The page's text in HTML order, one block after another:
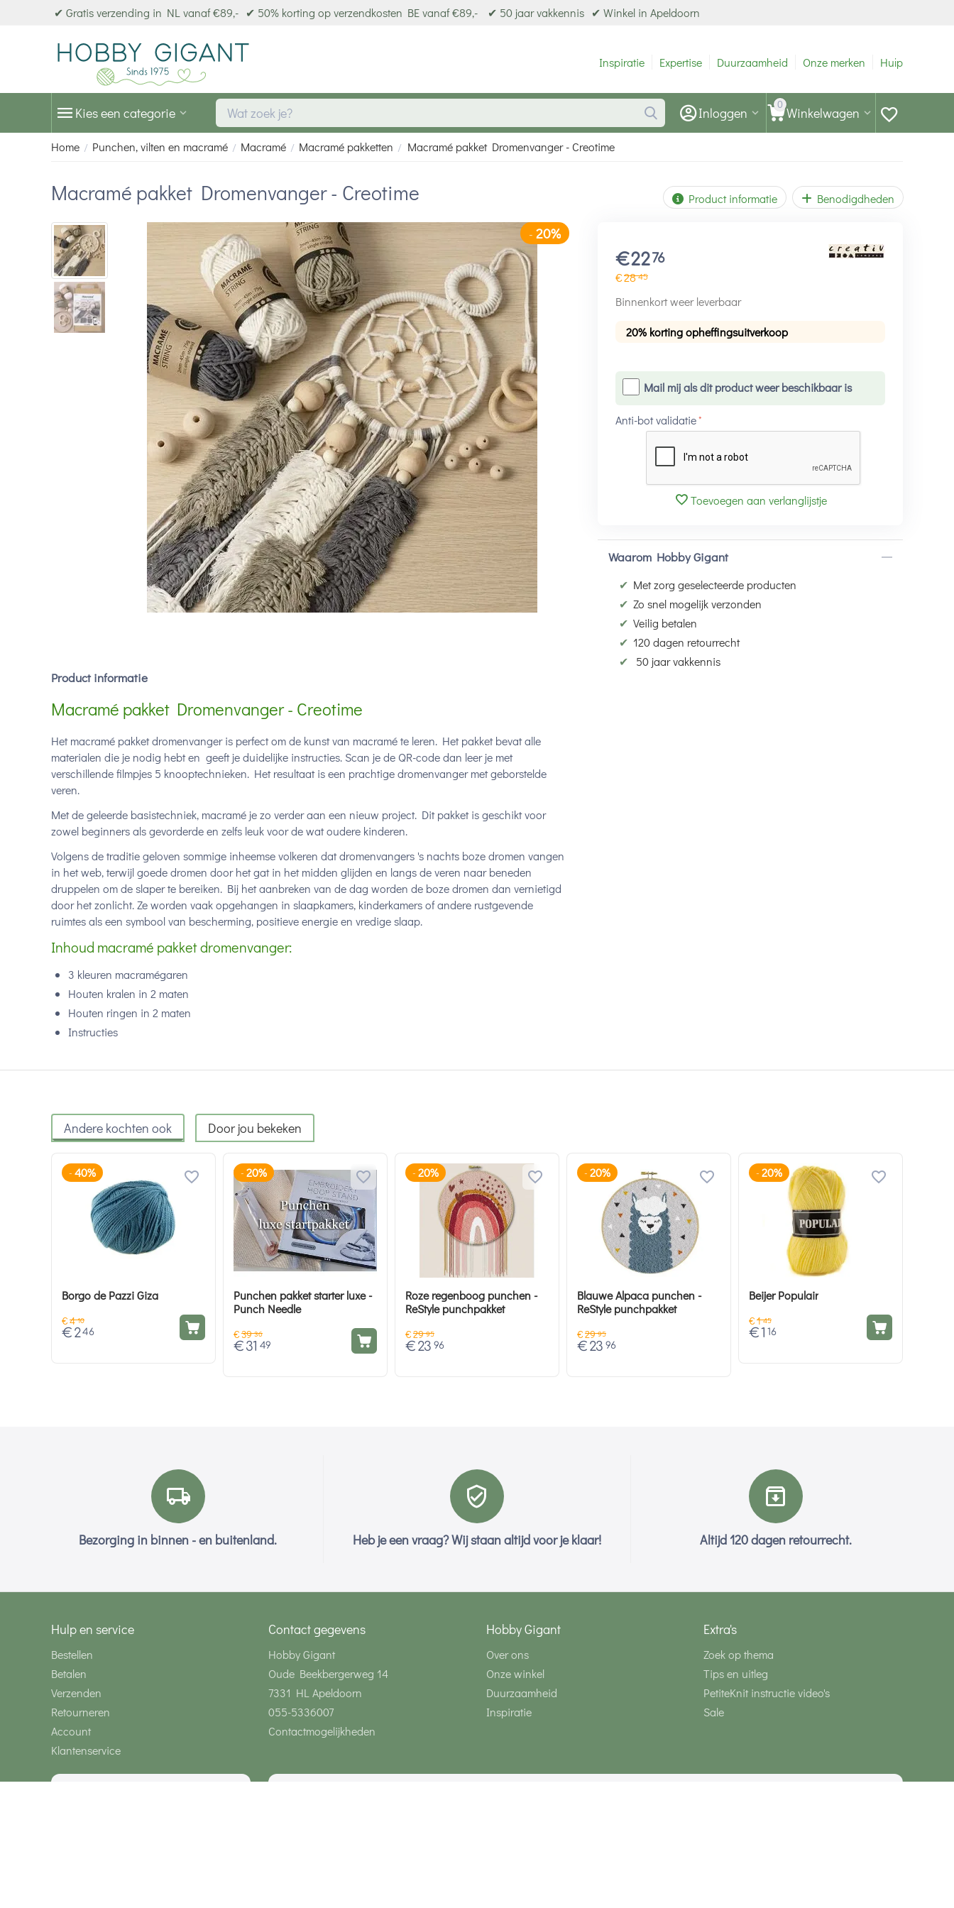
✔ Gratis verzending in NL vanaf €89,- ✔ 50% korting op verzendkosten BE vanaf €89,- ✔ 50 jaar vakkennis ✔ Winkel in Apeldoorn
Inspiratie Expertise Duurzaamheid Onze merken Hulp
Kies een categorie 0 Winkelwagen
Inloggen
Home / Punchen, vilten en macramé / Macramé / Macramé pakketten / Macramé pakket Dromenvanger - Creotime
Macramé pakket Dromenvanger - Creotime Product informatie Benodigdheden
€2276
€2845
Binnenkort weer leverbaar
20% korting opheffingsuitverkoop
Mail mij als dit product weer beschikbaar is
Anti-bot validatie
Toevoegen aan verlanglijstje
Waarom Hobby Gigant
✔ Met zorg geselecteerde producten
✔ Zo snel mogelijk verzonden
✔ Veilig betalen
✔ 120 dagen retourrecht
✔
50 jaar vakkennis
Product informatie
Macramé pakket Dromenvanger - Creotime
Het macramé pakket dromenvanger is perfect om de kunst van macramé te leren. Het pakket bevat alle
materialen die je nodig hebt en geeft je duidelijke instructies. Scan je de QR-code dan leer je met
verschillende filmpjes 5 knooptechnieken. Het resultaat is een prachtige dromenvanger met geborstelde
veren.
Met de geleerde basistechniek, macramé je zo verder aan een nieuw project. Dit pakket is geschikt voor
zowel beginners als gevorderde en zelfs leuk voor de wat oudere kinderen.
Volgens de traditie geloven sommige inheemse volkeren dat dromenvangers 's nachts boze dromen vangen
in het web, terwijl goede dromen door het gat in het midden glijden en langs de veren naar beneden
druppelen om de slaper te bereiken. Bij het aanbreken van de dag worden de boze dromen dan vernietigd
door het zonlicht. Ze worden vaak opgehangen in slaapkamers, kinderkamers of andere rustgevende
ruimtes als een symbool van bescherming, positieve energie en vredige slaap.
Inhoud macramé pakket dromenvanger:
3 kleuren macramégaren
Houten kralen in 2 maten
Houten ringen in 2 maten
Instructies
Andere kochten ook Door jou bekeken
- 40%
Borgo de Pazzi Giza
€4 10
€ 2 46
- 20%
Punchen pakket starter luxe -
Punch Needle
€39 36
€ 31 49
- 20%
Roze regenboog punchen -
ReStyle punchpakket
€29 95
€ 23 96
- 20%
Blauwe Alpaca punchen -
ReStyle punchpakket
€29 95
€ 23 96
- 20%
Beijer Populair
€1 45
€1 16
Bezorging in binnen - en buitenland. Heb je een vraag? Wij staan altijd voor je klaar! Altijd 120 dagen retourrecht.
Hulp en service
Bestellen
Betalen
Verzenden
Retourneren
Account
Klantenservice
Contact gegevens
Hobby Gigant
Oude Beekbergerweg 14
7331 HL Apeldoorn
055-5336007
Contactmogelijkheden
Hobby Gigant
Over ons
Onze winkel
Duurzaamheid
Inspiratie
Extra's
Zoek op thema
Tips en uitleg
PetiteKnit instructie video's
Sale